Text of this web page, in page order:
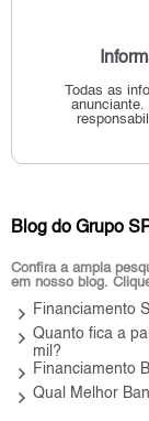
Todas as
anunciante.
Blog do Grupo
Confira a ampla
em nosso blog.
keyboard_arrow_right Financiamento
keyboard_arrow_right Quanto fica a
mil?
keyboard_arrow_right Financiamento
keyboard_arrow_right Qual Melhor